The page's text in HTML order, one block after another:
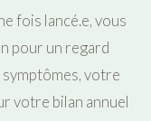
fois lancé.e, vous
pour un regard
votre
votre bilan annuel